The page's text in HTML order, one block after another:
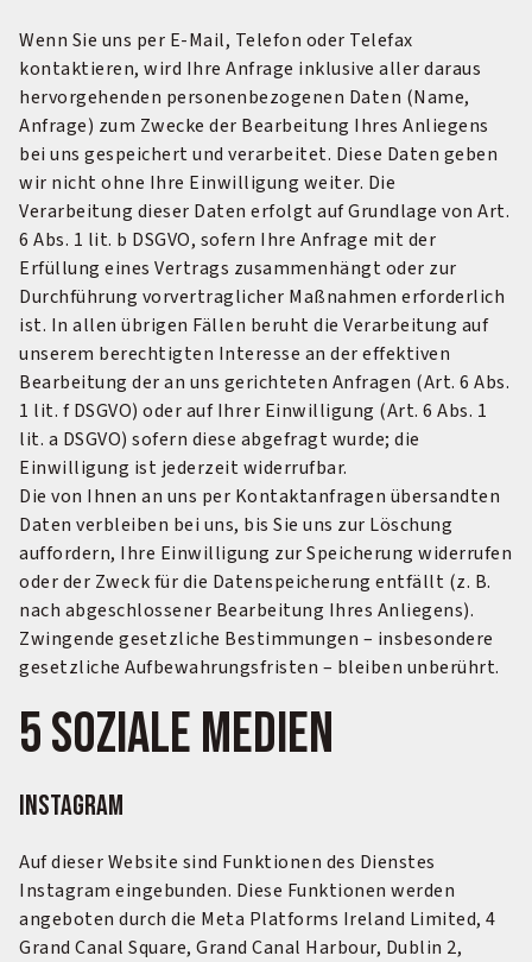
Wenn Sie uns per E-Mail, Telefon oder Telefax
kontaktieren, wird Ihre Anfrage inklusive aller daraus
hervorgehenden personenbezogenen Daten (Name,
Anfrage) zum Zwecke der Bearbeitung Ihres Anliegens
bei uns gespeichert und verarbeitet. Diese Daten geben
wir nicht ohne Ihre Einwilligung weiter. Die
Verarbeitung dieser Daten erfolgt auf Grundlage von Art.
6 Abs. 1 lit. b DSGVO, sofern Ihre Anfrage mit der
Erfüllung eines Vertrags zusammenhängt oder zur
Durchführung vorvertraglicher Maßnahmen erforderlich
ist. In allen übrigen Fällen beruht die Verarbeitung auf
unserem berechtigten Interesse an der effektiven
Bearbeitung der an uns gerichteten Anfragen (Art. 6 Abs.
1 lit. f DSGVO) oder auf Ihrer Einwilligung (Art. 6 Abs. 1
lit. a DSGVO) sofern diese abgefragt wurde; die
Einwilligung ist jederzeit widerrufbar.
Die von Ihnen an uns per Kontaktanfragen übersandten
Daten verbleiben bei uns, bis Sie uns zur Löschung
auffordern, Ihre Einwilligung zur Speicherung widerrufen
oder der Zweck für die Datenspeicherung entfällt (z. B.
nach abgeschlossener Bearbeitung Ihres Anliegens).
Zwingende gesetzliche Bestimmungen – insbesondere
gesetzliche Aufbewahrungsfristen – bleiben unberührt.
5 Soziale Medien
Instagram
Auf dieser Website sind Funktionen des Dienstes
Instagram eingebunden. Diese Funktionen werden
angeboten durch die Meta Platforms Ireland Limited, 4
Grand Canal Square, Grand Canal Harbour, Dublin 2,